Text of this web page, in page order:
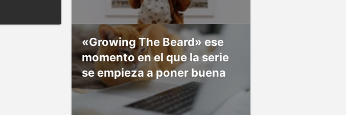
«Growing The Beard» ese
momento en el que la serie
se empieza a poner buena